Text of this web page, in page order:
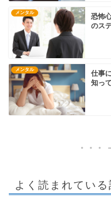
メンタル
恐怖
のス
メンタル
仕事
知っ
よく読まれている